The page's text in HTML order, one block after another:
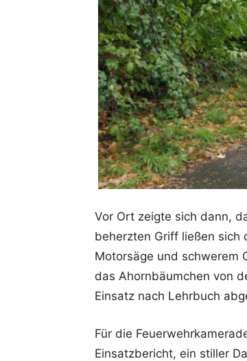
Vor Ort zeigte sich dann,
beherzten Griff ließen sich
Motorsäge und schwerem
das Ahornbäumchen von
Einsatz nach Lehrbuch
Für die
Einsatzbericht, ein stiller